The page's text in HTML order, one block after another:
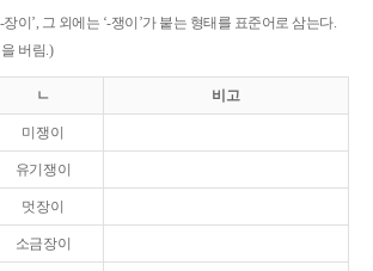
이’, 그 외에는 ‘-쟁이’가 붙는 형태를 표준어로 삼는다.
버림.)
ㄴ 비고
미쟁이
유기쟁이
멋장이
소금장이